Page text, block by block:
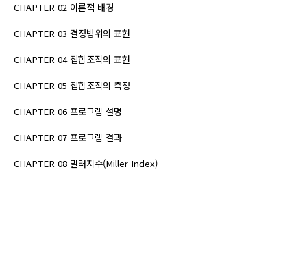
CHAPTER 02 이론적 배경
CHAPTER 03 결정방위의 표현
CHAPTER 04 집합조직의 표현
CHAPTER 05 집합조직의 측정
CHAPTER 06 프로그램 설명
CHAPTER 07 프로그램 결과
CHAPTER 08 밀러지수(Miller Index)